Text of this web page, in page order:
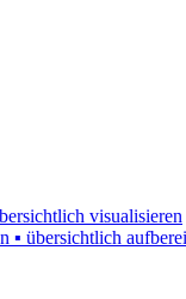
visualisieren
übersichtlich